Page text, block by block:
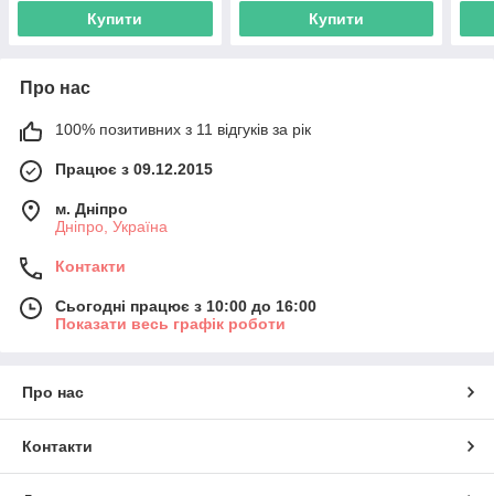
Купити Купити
Про нас
100% позитивних з 11 відгуків за рік
Працює з 09.12.2015
м. Дніпро
Дніпро, Україна
Контакти
Сьогодні працює з 10:00 до 16:00
Показати весь графік роботи
Про нас
Контакти